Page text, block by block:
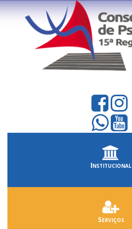
Institucional
Serviços